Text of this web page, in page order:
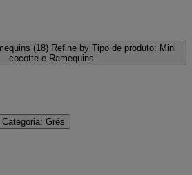
(18) Refine by Tipo de produto: Mini
cocotte e Ramequins
Grés